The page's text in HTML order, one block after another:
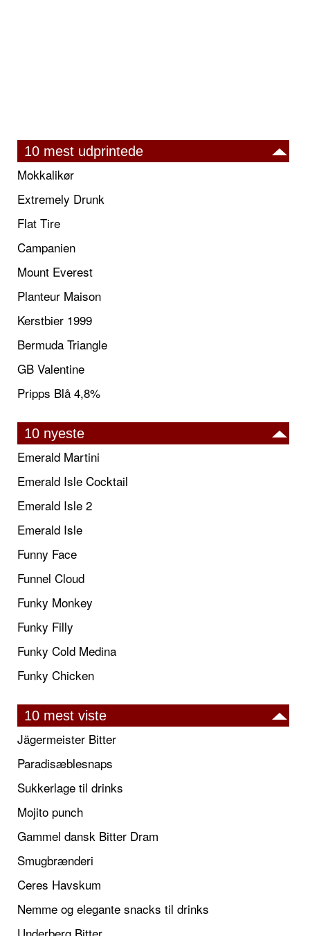
10 mest udprintede
Mokkalikør
Extremely Drunk
Flat Tire
Campanien
Mount Everest
Planteur Maison
Kerstbier 1999
Bermuda Triangle
GB Valentine
Pripps Blå 4,8%
10 nyeste
Emerald Martini
Emerald Isle Cocktail
Emerald Isle 2
Emerald Isle
Funny Face
Funnel Cloud
Funky Monkey
Funky Filly
Funky Cold Medina
Funky Chicken
10 mest viste
Jägermeister Bitter
Paradisæblesnaps
Sukkerlage til drinks
Mojito punch
Gammel dansk Bitter Dram
Smugbrænderi
Ceres Havskum
Nemme og elegante snacks til drinks